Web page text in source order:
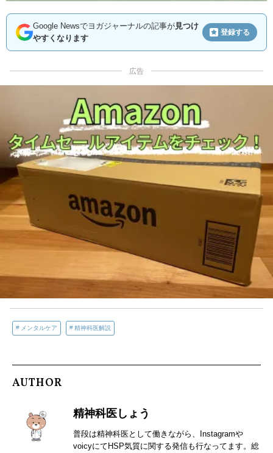
Google Newsでヨガジャーナルの記事が見つけ
やすくなります
登録する
広告
メンタルケア 精神科医解説
AUTHOR
精神科医しょう
普段は精神科医として働きながら、Instagramや
voicyにてHSP気質に関する発信も行なってます。総